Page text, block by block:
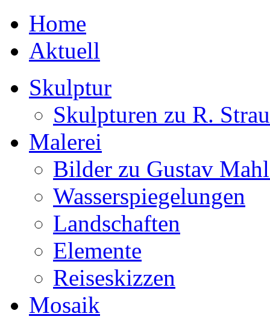
Home
Aktuell
Skulptur
Skulpturen zu R.
Malerei
Bilder zu Gustav
Wasserspiegelungen
Landschaften
Elemente
Reiseskizzen
Mosaik